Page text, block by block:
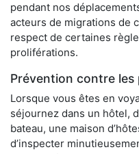
pendant nos
acteurs de migrations de
respect de certaines
proliférations.
Prévention contre les
Lorsque vous êtes en
séjournez dans un hôtel,
bateau, une maison
d’inspecter